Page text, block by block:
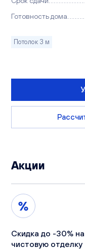
Готовность дома
Потолок 3 м
Акции
Скидка до -30% на
чистовую отделку